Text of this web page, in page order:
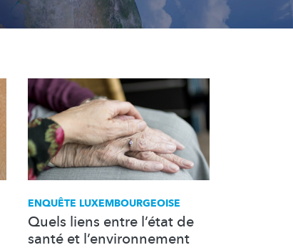
ENQUÊTE LUXEMBOURGEOISE
Quels liens entre l’état de
santé et l’environnement